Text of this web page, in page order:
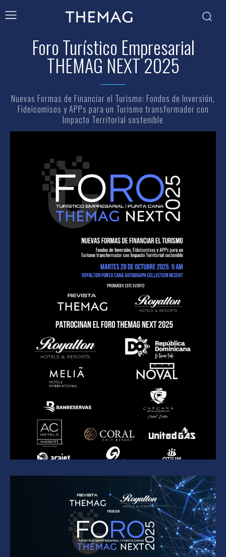
Foro Turístico Empresarial
THEMAG NEXT 2025
Nuevas Formas de Financiar el Turismo: Fondos de Inversión,
Fideicomisos y APPs para un Turismo transformador con
Impacto Territorial sostenible